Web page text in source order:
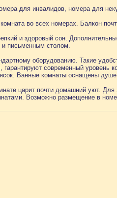
для инвалидов, номера для
во всех номерах. Балкон
и здоровый сон.
письменным столом.
оборудованию. Такие
гарантируют современный уровень
Ванные комнаты оснащены
царит почти домашний уют.
Возможно размещение в